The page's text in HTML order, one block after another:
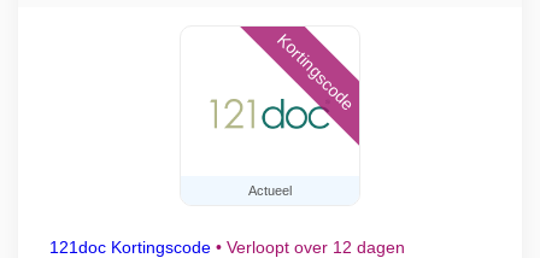
Actueel
Kortingscode
121doc Kortingscode • Verloopt over 12 dagen